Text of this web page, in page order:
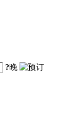
?晚